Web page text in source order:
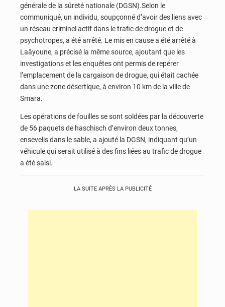
générale de la sûreté nationale (DGSN).Selon le
communiqué, un individu, soupçonné d’avoir des liens avec
un réseau criminel actif dans le trafic de drogue et de
psychotropes, a été arrêté. Le mis en cause a été arrêté à
Laâyoune, a précisé la même source, ajoutant que les
investigations et les enquêtes ont permis de repérer
l’emplacement de la cargaison de drogue, qui était cachée
dans une zone désertique, à environ 10 km de la ville de
Smara.
Les opérations de fouilles se sont soldées par la découverte
de 56 paquets de haschisch d’environ deux tonnes,
ensevelis dans le sable, a ajouté la DGSN, indiquant qu’un
véhicule qui serait utilisé à des fins liées au trafic de drogue
a été saisi.
LA SUITE APRÈS LA PUBLICITÉ